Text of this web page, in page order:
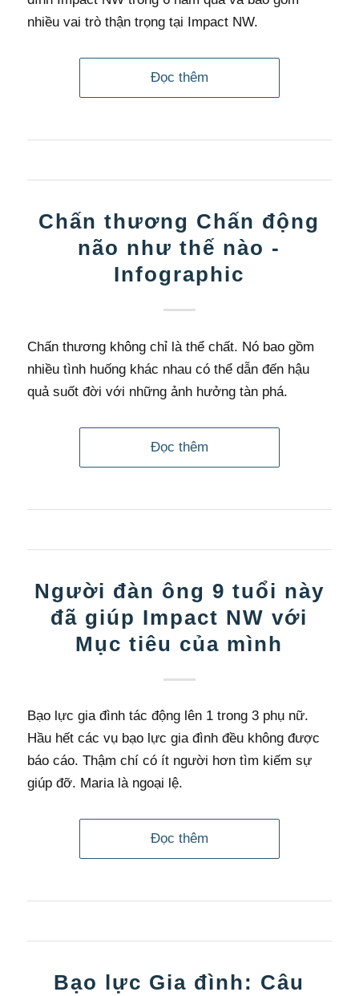
nhiều vai trò thận trọng tại Impact NW.
Đọc thêm
Chấn thương Chấn động
não như thế nào -
Infographic
Chấn thương không chỉ là thể chất. Nó bao gồm
nhiều tình huống khác nhau có thể dẫn đến hậu
quả suốt đời với những ảnh hưởng tàn phá.
Đọc thêm
Người đàn ông 9 tuổi này
đã giúp Impact NW với
Mục tiêu của mình
Bạo lực gia đình tác động lên 1 trong 3 phụ nữ.
Hầu hết các vụ bạo lực gia đình đều không được
báo cáo. Thậm chí có ít người hơn tìm kiếm sự
giúp đỡ. Maria là ngoại lệ.
Đọc thêm
Bạo lực Gia đình: Câu